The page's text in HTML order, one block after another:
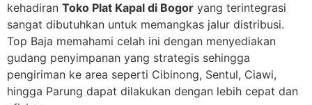
kehadiran Toko Plat Kapal di Bogor yang terintegrasi
sangat dibutuhkan untuk memangkas jalur distribusi.
Top Baja memahami celah ini dengan menyediakan
gudang penyimpanan yang strategis sehingga
pengiriman ke area seperti Cibinong, Sentul, Ciawi,
hingga Parung dapat dilakukan dengan lebih cepat dan